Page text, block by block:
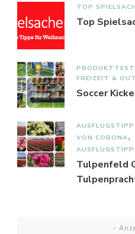
TOP
Top
FREIZEIT &
Soccer
VON CORONA
Tulpenfeld
-